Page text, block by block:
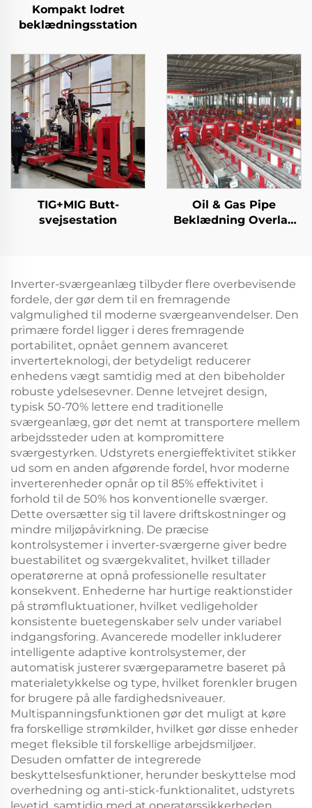
Kompakt lodret
beklædningsstation
TIG+MIG Butt-
svejsestation
Oil & Gas Pipe
Beklædning Overlay
Inverter-sværgeanlæg tilbyder flere overbevisende
fordele, der gør dem til en fremragende
valgmulighed til moderne sværgeanvendelser. Den
primære fordel ligger i deres fremragende
portabilitet, opnået gennem avanceret
inverterteknologi, der betydeligt reducerer
enhedens vægt samtidig med at den bibeholder
robuste ydelsesevner. Denne letvejret design,
typisk 50-70% lettere end traditionelle
sværgeanlæg, gør det nemt at transportere mellem
arbejdssteder uden at kompromittere
sværgestyrken. Udstyrets energieffektivitet stikker
ud som en anden afgørende fordel, hvor moderne
inverterenheder opnår op til 85% effektivitet i
forhold til de 50% hos konventionelle sværger.
Dette oversætter sig til lavere driftskostninger og
mindre miljøpåvirkning. De præcise
kontrolsystemer i inverter-sværgerne giver bedre
buestabilitet og sværgekvalitet, hvilket tillader
operatørerne at opnå professionelle resultater
konsekvent. Enhederne har hurtige reaktionstider
på strømfluktuationer, hvilket vedligeholder
konsistente buetegenskaber selv under variabel
indgangsforing. Avancerede modeller inkluderer
intelligente adaptive kontrolsystemer, der
automatisk justerer sværgeparametre baseret på
materialetykkelse og type, hvilket forenkler brugen
for brugere på alle fardighedsniveauer.
Multispanningsfunktionen gør det muligt at køre
fra forskellige strømkilder, hvilket gør disse enheder
meget fleksible til forskellige arbejdsmiljøer.
Desuden omfatter de integrerede
beskyttelsesfunktioner, herunder beskyttelse mod
overhedning og anti-stick-funktionalitet, udstyrets